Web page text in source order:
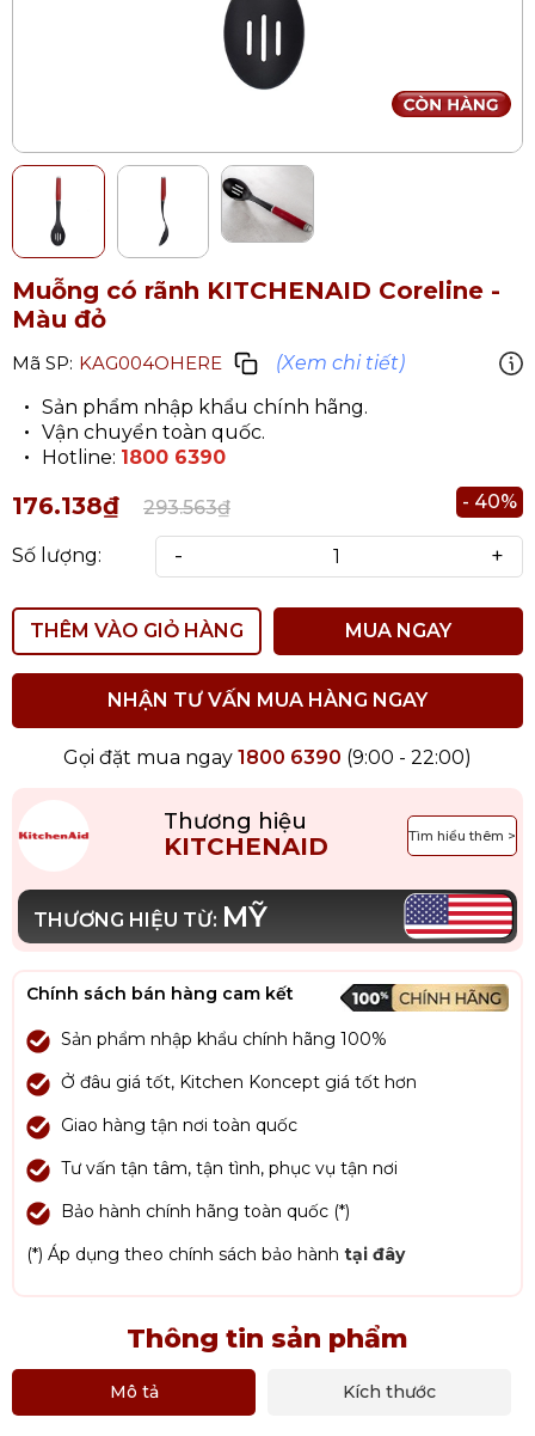
Muỗng có rãnh KITCHENAID Coreline -
Màu đỏ
Mã SP: KAG004OHERE
(Xem chi tiết)
Sản phẩm nhập khẩu chính hãng.
Vận chuyển toàn quốc.
Hotline: 1800 6390
176.138₫ 293.563₫ - 40%
Số lượng: - +
THÊM VÀO GIỎ HÀNG MUA NGAY
NHẬN TƯ VẤN MUA HÀNG NGAY
Gọi đặt mua ngay 1800 6390 (9:00 - 22:00)
Thương hiệu
KITCHENAID Tìm hiểu thêm >
THƯƠNG HIỆU TỪ: MỸ
Chính sách bán hàng cam kết
Sản phẩm nhập khẩu chính hãng 100%
Ở đâu giá tốt, Kitchen Koncept giá tốt hơn
Giao hàng tận nơi toàn quốc
Tư vấn tận tâm, tận tình, phục vụ tận nơi
Bảo hành chính hãng toàn quốc (*)
(*) Áp dụng theo chính sách bảo hành tại đây
Thông tin sản phẩm
Mô tả Kích thước